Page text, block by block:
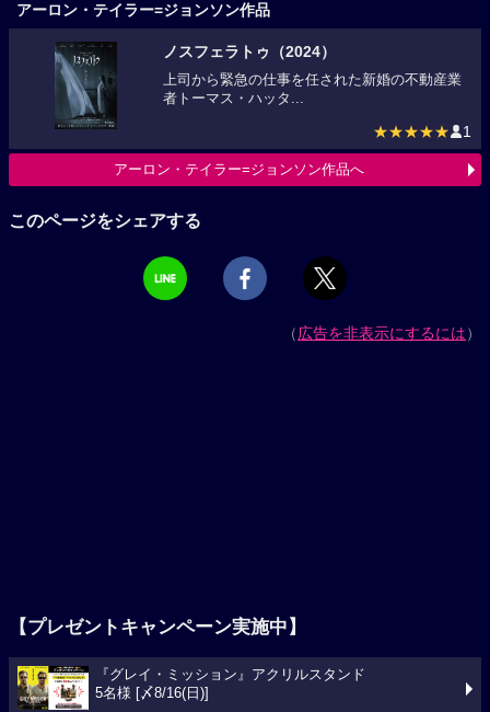
アーロン・テイラー=ジョンソン作品
ノスフェラトゥ（2024）
上司から緊急の仕事を任された新婚の不動産業
者トーマス・ハッタ...
★★★★★ 1
アーロン・テイラー=ジョンソン作品へ
このページをシェアする
（広告を非表示にするには）
【プレゼントキャンペーン実施中】
『グレイ・ミッション』アクリルスタンド
5名様 [〆8/16(日)]